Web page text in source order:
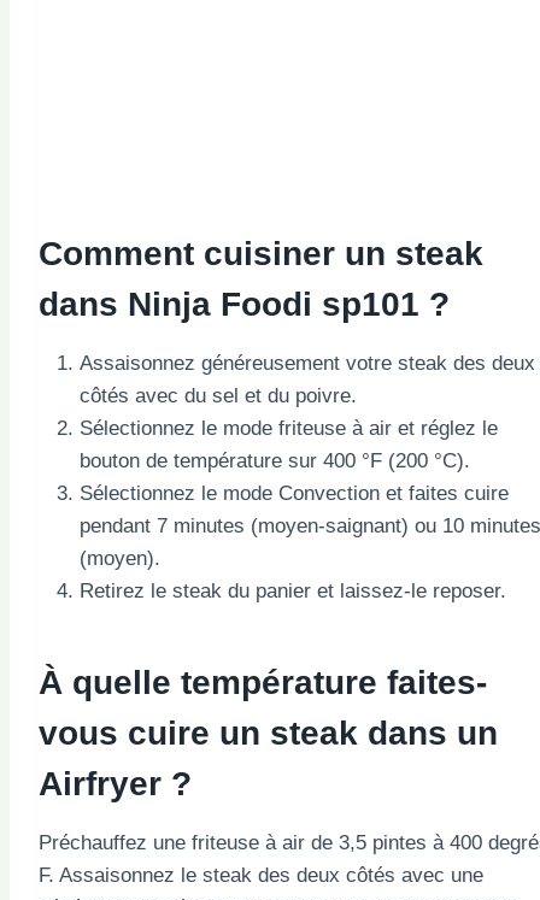
Comment cuisiner un steak
dans Ninja Foodi sp101 ?
Assaisonnez généreusement votre steak des deux
côtés avec du sel et du poivre.
Sélectionnez le mode friteuse à air et réglez le
bouton de température sur 400 °F (200 °C).
Sélectionnez le mode Convection et faites cuire
pendant 7 minutes (moyen-saignant) ou 10 minutes
(moyen).
Retirez le steak du panier et laissez-le reposer.
À quelle température faites-
vous cuire un steak dans un
Airfryer ?
Préchauffez une friteuse à air de 3,5 pintes à 400
F. Assaisonnez le steak des deux côtés avec une